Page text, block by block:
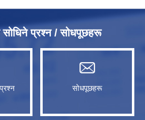
सोधिने प्रश्न / सोधपूछहरू
सोधपूछहरू